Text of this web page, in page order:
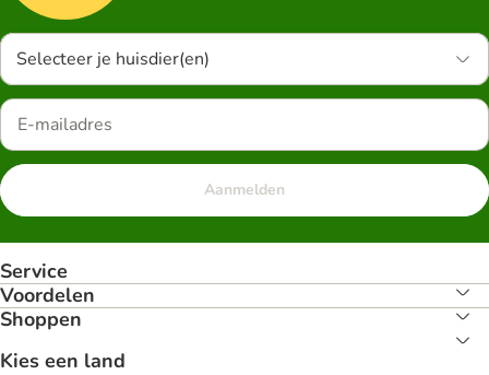
Selecteer je huisdier(en)
Aanmelden
Service
Voordelen
Shoppen
Kies een land